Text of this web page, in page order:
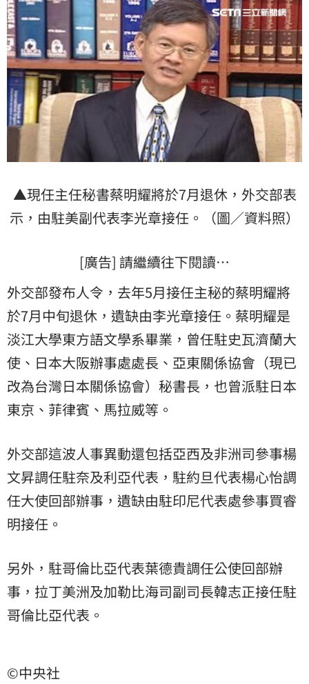
▲現任主任秘書蔡明耀將於7月退休，外交部表
示，由駐美副代表李光章接任。（圖／資料照）
[廣告] 請繼續往下閱讀…
外交部發布人令，去年5月接任主秘的蔡明耀將
於7月中旬退休，遺缺由李光章接任。蔡明耀是
淡江大學東方語文學系畢業，曾任駐史瓦濟蘭大
使、日本大阪辦事處處長、亞東關係協會（現已
改為台灣日本關係協會）秘書長，也曾派駐日本
東京、菲律賓、馬拉威等。
外交部這波人事異動還包括亞西及非洲司參事楊
文昇調任駐奈及利亞代表，駐約旦代表楊心怡調
任大使回部辦事，遺缺由駐印尼代表處參事買睿
明接任。
另外，駐哥倫比亞代表葉德貴調任公使回部辦
事，拉丁美洲及加勒比海司副司長韓志正接任駐
哥倫比亞代表。
©中央社